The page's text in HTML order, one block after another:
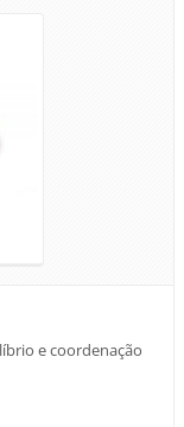
e coordenação